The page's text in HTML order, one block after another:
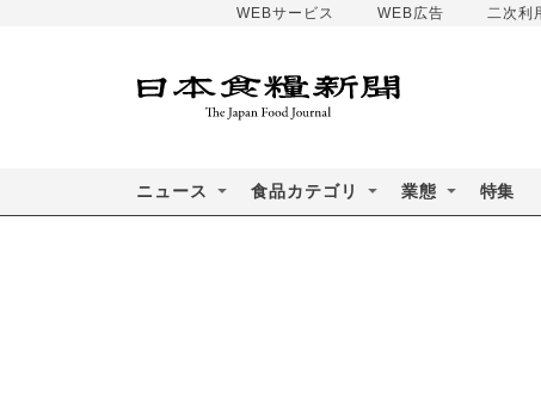
WEBサービス WEB広告 二次利
ニュース 食品カテゴリ 業態 特集